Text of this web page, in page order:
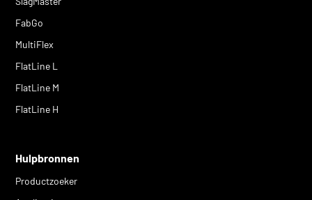
FabGo
MultiFlex
FlatLine L
FlatLine M
FlatLine H
Hulpbronnen
Productzoeker